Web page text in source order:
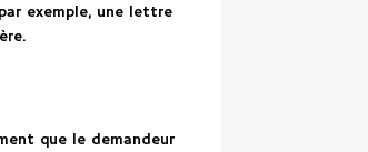
exemple, une lettre
que le demandeur